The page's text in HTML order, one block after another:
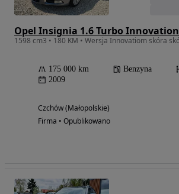
Opel Insignia 1.6 Turbo Innovation
175 000 km Benzyna
2009
Czchów (Małopolskie)
Firma • Opublikowano